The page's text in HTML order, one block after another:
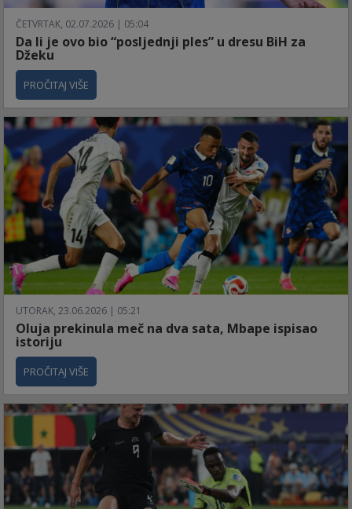
ČETVRTAK, 02.07.2026 | 05:04
Da li je ovo bio “posljednji ples” u dresu BiH za
Džeku
PROČITAJ VIŠE
UTORAK, 23.06.2026 | 05:21
Oluja prekinula meč na dva sata, Mbape ispisao
istoriju
PROČITAJ VIŠE